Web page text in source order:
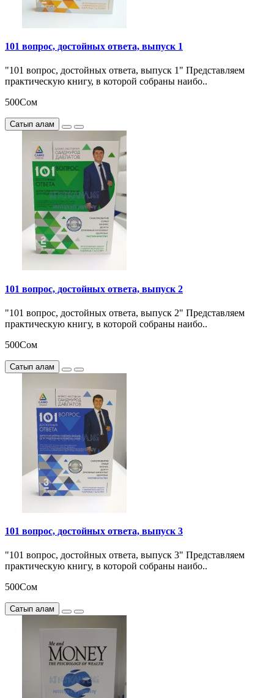
101 вопрос, достойных ответа, выпуск 1
"101 вопрос, достойных ответа, выпуск 1" Представляем
практическую книгу, в которой собраны наибо..
500Сом
Сатып алам
101 вопрос, достойных ответа, выпуск 2
"101 вопрос, достойных ответа, выпуск 2" Представляем
практическую книгу, в которой собраны наибо..
500Сом
Сатып алам
101 вопрос, достойных ответа, выпуск 3
"101 вопрос, достойных ответа, выпуск 3" Представляем
практическую книгу, в которой собраны наибо..
500Сом
Сатып алам